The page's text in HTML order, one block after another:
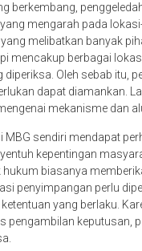
berkembang,
mengarah pada
melibatkan banyak
mencakup berbagai
Oleh sebab itu,
dapat diamankan.
mekanisme dan
sendiri mendapat
kepentingan
hukum biasanya
penyimpangan perlu
yang berlaku.
pengambilan keputusan,